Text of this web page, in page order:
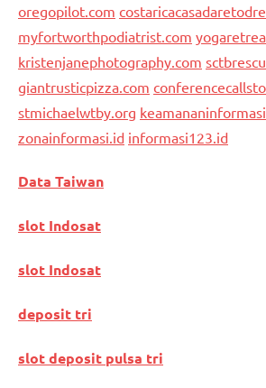
oregopilot.com
myfortworthpodiatrist.com
kristenjanephotography.com
giantrusticpizza.com
stmichaelwtby.org
zonainformasi.id informasi123.id
Data Taiwan
slot Indosat
slot Indosat
deposit tri
slot deposit pulsa tri